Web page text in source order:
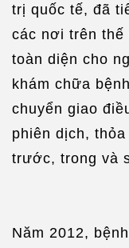
trị quốc tế, đã
các nơi trên thế
toàn diện cho
khám chữa
chuyển giao
phiên dịch,
trước, trong và
Năm 2012,